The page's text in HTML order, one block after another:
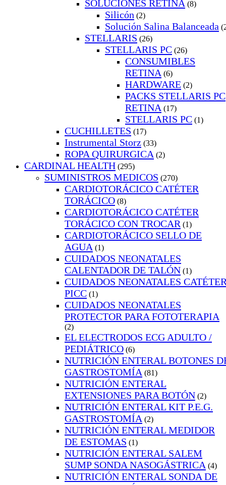
SOLUCIONES RETINA (8)
Silicón (2)
Solución Salina Balanceada
STELLARIS (26)
STELLARIS PC (26)
CONSUMIBLES
RETINA (6)
HARDWARE (2)
PACKS STELLARIS PC
RETINA (17)
STELLARIS PC (1)
CUCHILLETES (17)
Instrumental Storz (33)
ROPA QUIRURGICA (2)
CARDINAL HEALTH (295)
SUMINISTROS MEDICOS (270)
CARDIOTORÁCICO CATÉTER
TORÁCICO (8)
CARDIOTORÁCICO CATÉTER
TORÁCICO CON TROCAR (1)
CARDIOTORÁCICO SELLO DE
AGUA (1)
CUIDADOS NEONATALES
CALENTADOR DE TALÓN (1)
CUIDADOS NEONATALES
PICC (1)
CUIDADOS NEONATALES
PROTECTOR PARA FOTOTERAPIA
(2)
EL ELECTRODOS ECG ADULTO /
PEDIÁTRICO (6)
NUTRICIÓN ENTERAL BOTONES
GASTROSTOMÍA (81)
NUTRICIÓN ENTERAL
EXTENSIONES PARA BOTÓN (2)
NUTRICIÓN ENTERAL KIT P.E.G.
GASTROSTOMÍA (2)
NUTRICIÓN ENTERAL MEDIDOR
DE ESTOMAS (1)
NUTRICIÓN ENTERAL SALEM
SUMP SONDA NASOGÁSTRICA (4)
NUTRICIÓN ENTERAL SONDA DE